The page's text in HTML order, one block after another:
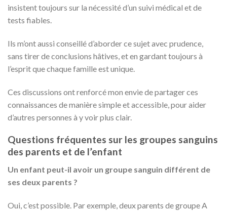
insistent toujours sur la nécessité d’un suivi médical et de
tests fiables.
Ils m’ont aussi conseillé d’aborder ce sujet avec prudence,
sans tirer de conclusions hâtives, et en gardant toujours à
l’esprit que chaque famille est unique.
Ces discussions ont renforcé mon envie de partager ces
connaissances de manière simple et accessible, pour aider
d’autres personnes à y voir plus clair.
Questions fréquentes sur les groupes sanguins
des parents et de l’enfant
Un enfant peut-il avoir un groupe sanguin différent de
ses deux parents ?
Oui, c’est possible. Par exemple, deux parents de groupe A